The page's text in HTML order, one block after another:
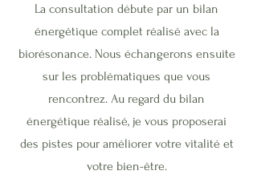
La consultation débute par un bilan
énergétique complet réalisé avec la
biorésonance. Nous échangerons ensuite
sur les problématiques que vous
rencontrez. Au regard du bilan
énergétique réalisé, je vous proposerai
des pistes pour améliorer votre vitalité et
votre bien-être.